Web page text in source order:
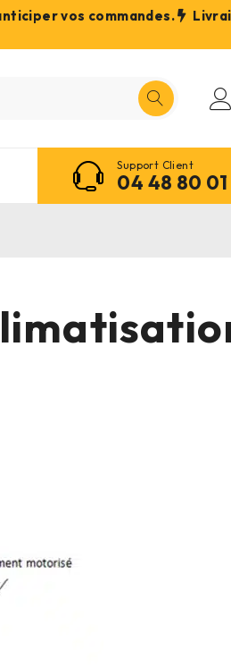
vos commandes.
Support Client
04 48 80